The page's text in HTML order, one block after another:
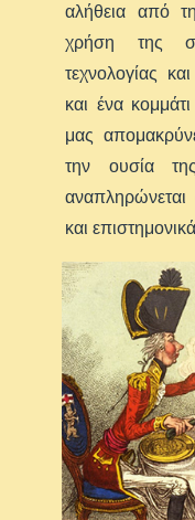
αλήθεια από
χρήση της
τεχνολογίας
και ένα
μας
την ουσία
αναπληρώνεται
και